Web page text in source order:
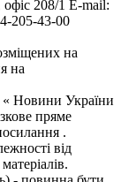
208/1 E-mail:
205-43-00
на
на
« Новини України
пряме
.
від